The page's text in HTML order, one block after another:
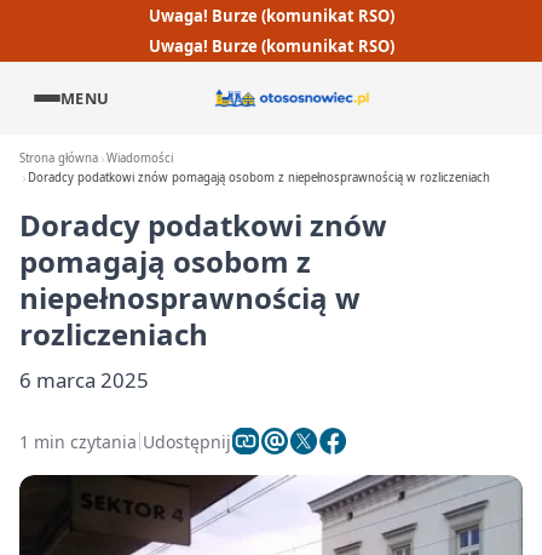
Uwaga! Burze (komunikat RSO)
Uwaga! Burze (komunikat RSO)
MENU
Strona główna Wiadomości
Doradcy podatkowi znów pomagają osobom z niepełnosprawnością w rozliczeniach
Doradcy podatkowi znów
pomagają osobom z
niepełnosprawnością w
rozliczeniach
6 marca 2025
1 min czytania Udostępnij